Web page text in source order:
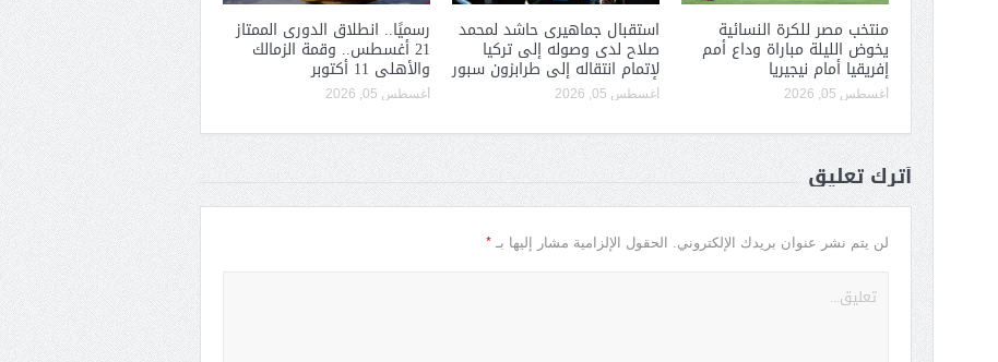
منتخب مصر للكرة النسائية
يخوض الليلة مباراة وداع أمم
إفريقيا أمام نيجيريا
أغسطس 05, 2026
استقبال جماهيرى حاشد لمحمد
صلاح لدى وصوله إلى تركيا
لإتمام انتقاله إلى طرابزون سبور
أغسطس 05, 2026
رسميًا.. انطلاق الدورى الممتاز
21 أغسطس.. وقمة الزمالك
والأهلى 11 أكتوبر
أغسطس 05, 2026
أترك تعليق
لن يتم نشر عنوان بريدك الإلكتروني. الحقول الإلزامية مشار إليها بـ *